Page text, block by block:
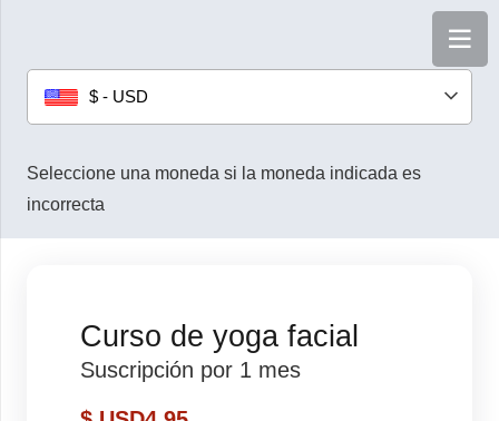
$ - USD
Seleccione una moneda si la moneda indicada es
incorrecta
Curso de yoga facial
Suscripción por 1 mes